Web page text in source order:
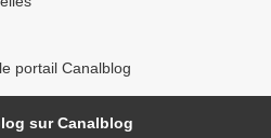
portail Canalblog
sur Canalblog